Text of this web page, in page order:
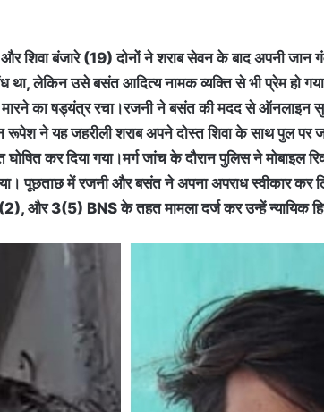
बंजारे (19) दोनों ने शराब सेवन के बाद अपनी जान
लेकिन उसे बसंत आदित्य नामक व्यक्ति से भी प्रेम हो
का षड्यंत्र रचा।रजनी ने बसंत की मदद से ऑनलाइन
रूपेश ने यह जहरीली शराब अपने दोस्त शिवा के साथ पुल पर
कर दिया गया।मर्ग जांच के दौरान पुलिस ने मोबाइल
पूछताछ में रजनी और बसंत ने अपना अपराध स्वीकार कर
और 3(5) BNS के तहत मामला दर्ज कर उन्हें न्यायिक